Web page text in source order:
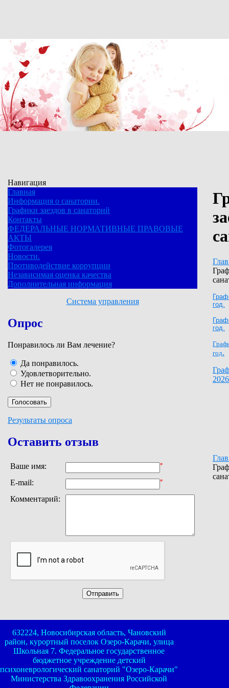
Навигация
Главная
Информация о санатории.
Графики заездов в санаторий
Контакты
ФЕДЕРАЛЬНЫЕ НОРМАТИВНЫЕ ПРАВОВЫЕ
АКТЫ
Фотогалерея
Новости.
Противодействие коррупции
Независимая оценка качества
Дополнительная информация
Система управления
Опрос
Понравилось ли Вам лечение?
Да понравилось.
Удовлетворительно.
Нет не понравилось.
Результаты опроса
Оставить отзыв
Ваше имя: *
E-mail: *
Комментарий:
год.
год.
год.
632224, Новосибирская область, Чановский
район, курортный поселок Озеро-Карачи, улица
Школьная 7. Федеральное государственное
бюджетное учреждение детский
психоневрологический санаторий "Озеро-Карачи"
Министерства Здравоохранения Российской